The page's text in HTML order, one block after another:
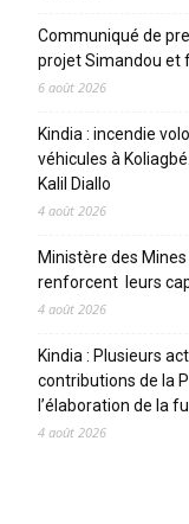
Communiqué de
projet Simandou et
6 août 2026
Kindia : incendie
véhicules à
Kalil Diallo
4 août 2026
Ministère des
renforcent leurs
4 août 2026
Kindia : Plusieurs
contributions de la
l’élaboration de la
4 août 2026